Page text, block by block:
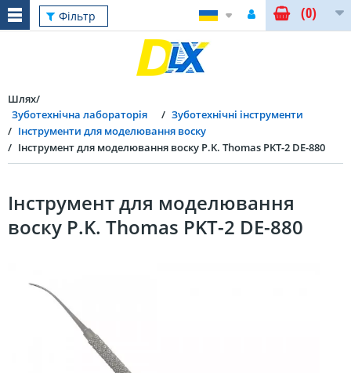
Фільтр (0)
Шлях
Зуботехнічна лабораторія
Зуботехнічні інструменти
Інструменти для моделювання воску
Інструмент для моделювання воску P.K. Thomas PKT-2 DE-880
Інструмент для моделювання
воску P.K. Thomas PKT-2 DE-880